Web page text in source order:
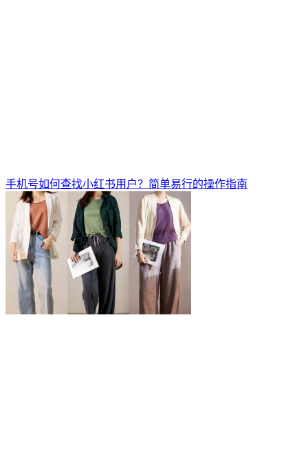
手机号如何查找小红书用户？简单易行的操作指南